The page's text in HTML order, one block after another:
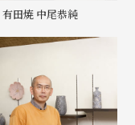
有田焼 中尾恭純